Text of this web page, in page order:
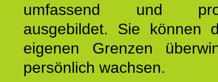
umfassend und
ausgebildet. Sie können
eigenen Grenzen
persönlich wachsen.